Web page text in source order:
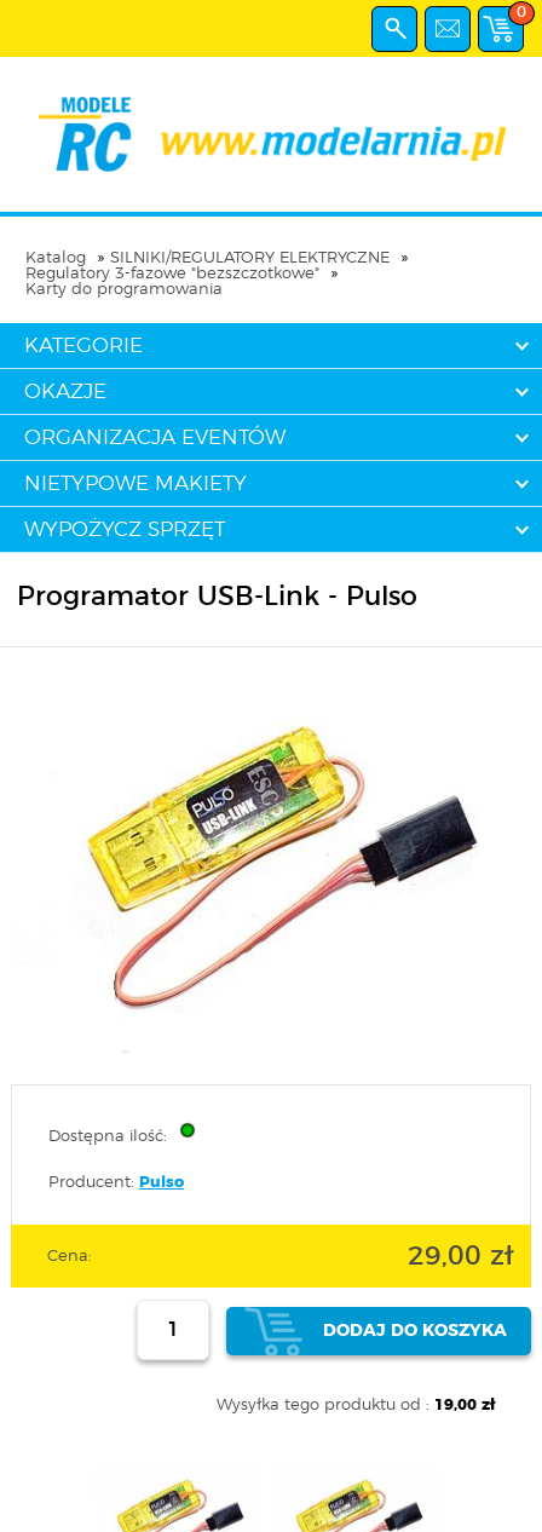
0
Katalog
SILNIKI/REGULATORY ELEKTRYCZNE
Regulatory 3-fazowe "bezszczotkowe"
Karty do programowania
KATEGORIE
OKAZJE
ORGANIZACJA EVENTÓW
NIETYPOWE MAKIETY
WYPOŻYCZ SPRZĘT
Programator USB-Link - Pulso
Dostępna ilość:
Producent: Pulso
Cena: 29,00 zł
DODAJ DO KOSZYKA
Wysyłka tego produktu od : 19,00 zł